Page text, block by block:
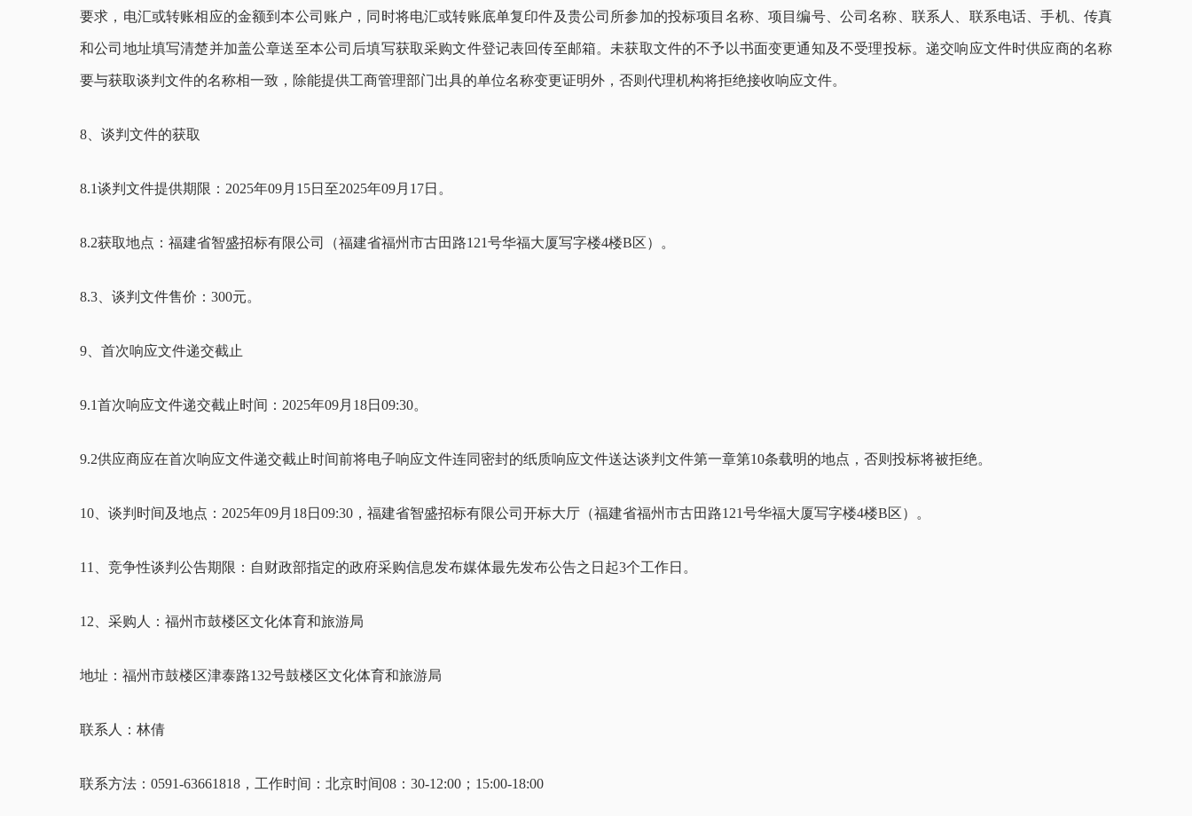
要求，电汇或转账相应的金额到本公司账户，同时将电汇或转账底单复印件及贵公司所参加的投标项目名称、项目编号、 公司名称 联系人 联系电话 、手机、 传真
和公司地址填写清楚并加盖公章送至本公司 后填写获取采购文件登记表回传至邮箱。未获取文件的不予以书面变更通知及不受理投标。递交响应文件时供应商的名称
要与获取谈判文件的名称相一致，除能提供工商管理部门出具的单位名称变更证明外，否则代理机构将拒绝接收响应文件。
8 谈判文件的获取
8.1谈判文件提供期限： 2025年09月 15日至2025年09月 17日 。
8.2获取地点：福建省智盛招标有限公司（福建省福州市古田路121号华福大厦写字楼4楼B区）。
8.3 谈判文件售价： 300元。
9 首次响应文件递交截止
9.1首次响应文件递交截止时间： 2025年09月 18日 09:30。
9.2供应商应在首次响应文件递交截止时间前将电子响应文件连同 密封的纸质响应文件送达谈判文件第一章第10条载明的地点，否则 投标将被拒绝。
10 谈判 时间及地点： 2025年09月 18日 09:30 ，福建省智盛招标有限公司开标大厅（福建省福州市古田路121号华福大厦写字楼4楼B区）。
1 1 竞争性谈判公告期限：自财政部指定的政府采购信息发布媒体最先发布公告之日起3个工作日 。
1 2 采购人： 福州市鼓楼区文化体育和旅游局
地址：福州市鼓楼区津泰路132号鼓楼区文化体育和旅游局
联系人： 林倩
联系方法： 0591-63661818 ， 工作时间：北京时间08：30-12:00；1 5:00-18:00